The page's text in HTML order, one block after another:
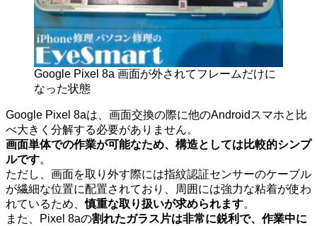
Google Pixel 8a 画面が外されてフレームだけに
なった状態
Google Pixel 8aは、画面交換の際に他のAndroidスマホと比
べ大きく分解する必要がありません。
画面単体での作業が可能なため、構造としては比較的シンプ
ルです。
ただし、画面を取り外す際には指紋認証センサーのケーブル
が繊細な位置に配置されており、周囲には強力な粘着が使わ
れているため、慎重な取り扱いが求められます。
また、Pixel 8aの割れたガラス片は非常に鋭利で、作業中に